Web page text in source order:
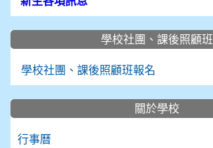
學校社團、課後照顧班
學校社團、課後照顧班報名
關於學校
行事曆